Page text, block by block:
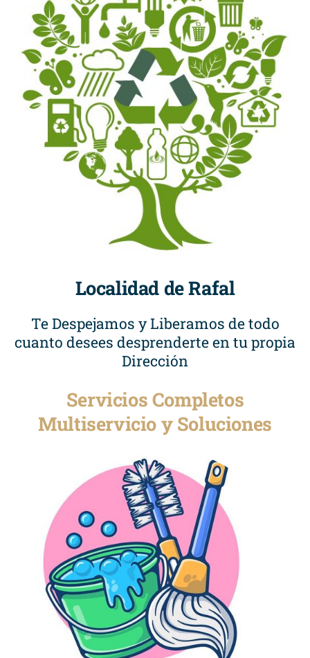
Localidad de Rafal
Te Despejamos y Liberamos de todo
cuanto desees desprenderte en tu propia
Dirección
Servicios Completos
Multiservicio y Soluciones